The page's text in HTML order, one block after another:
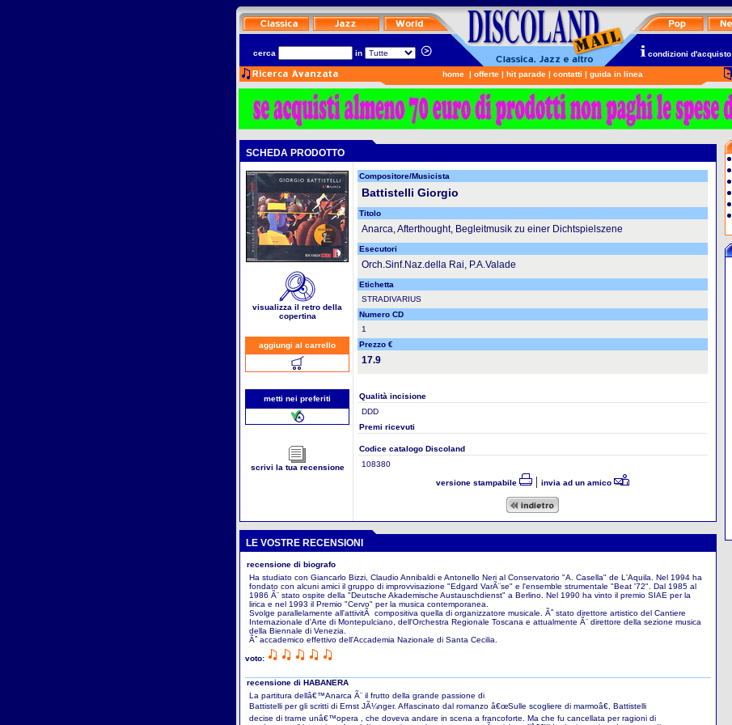
cerca in condizioni d'acquisto
home | offerte | hit parade | contatti | guida in linea
SCHEDA PRODOTTO
visualizza il retro della
copertina
aggiungi al carrello
metti nei preferiti
scrivi la tua recensione
Compositore/Musicista
Battistelli Giorgio
Titolo
Anarca, Afterthought, Begleitmusik zu einer Dichtspielszene
Esecutori
Orch.Sinf.Naz.della Rai, P.A.Valade
Etichetta
STRADIVARIUS
Numero CD
1
Prezzo €
17.9
Qualità incisione
DDD
Premi ricevuti
Codice catalogo Discoland
108380
versione stampabile | invia ad un amico
LE VOSTRE RECENSIONI
recensione di biografo
Ha studiato con Giancarlo Bizzi, Claudio Annibaldi e Antonello Neri al Conservatorio "A. Casella" de L'Aquila. Nel 1994 ha
fondato con alcuni amici il gruppo di improvvisazione "Edgard VarÃ¨se" e l'ensemble strumentale "Beat '72". Dal 1985 al
1986 Ã¨ stato ospite della "Deutsche Akademische Austauschdienst" a Berlino. Nel 1990 ha vinto il premio SIAE per la
lirica e nel 1993 il Premio "Cervo" per la musica contemporanea.
Svolge parallelamente all'attivitÃ compositiva quella di organizzatore musicale. Ãˆ stato direttore artistico del Cantiere
Internazionale d'Arte di Montepulciano, dell'Orchestra Regionale Toscana e attualmente Ã¨ direttore della sezione musica
della Biennale di Venezia.
Ãˆ accademico effettivo dell'Accademia Nazionale di Santa Cecilia.
voto:
recensione di HABANERA
La partitura dellâ€™Anarca Ã¨ il frutto della grande passione di
Battistelli per gli scritti di Ernst JÃ¼nger. Affascinato dal romanzo â€œSulle scogliere di marmoâ€, Battistelli
decise di trarne unâ€™opera , che doveva andare in scena a francoforte. Ma che fu cancellata per ragioni di